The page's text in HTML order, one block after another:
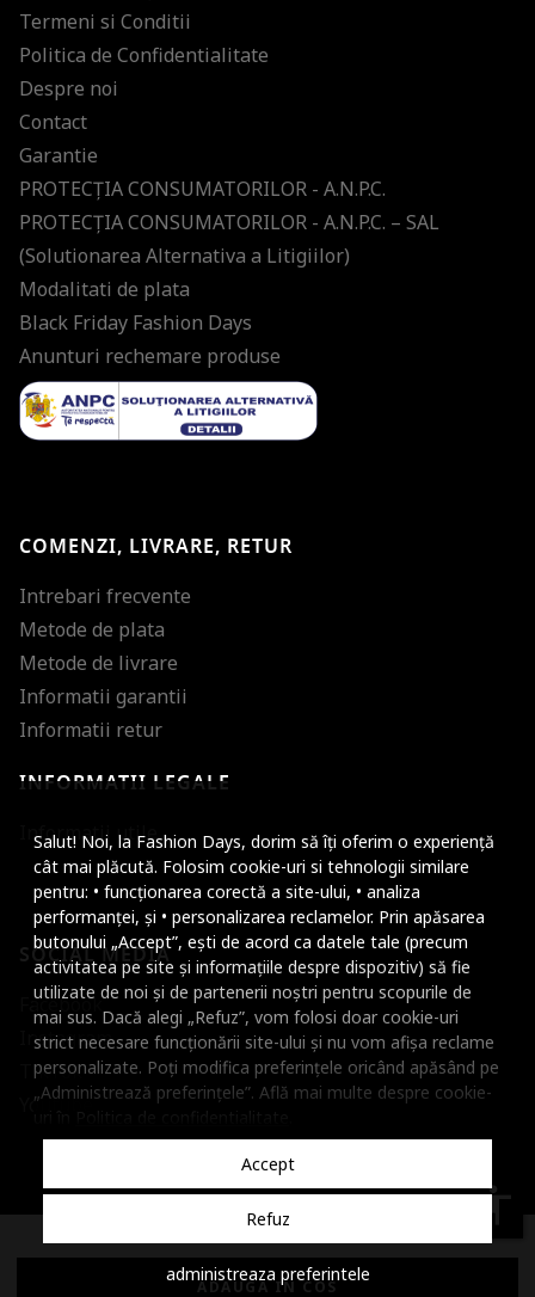
Salut! Noi, la Fashion Days, dorim să îți oferim o experiență
cât mai plăcută. Folosim cookie-uri si tehnologii similare
pentru: • funcționarea corectă a site-ului, • analiza
performanței, și • personalizarea reclamelor. Prin apăsarea
butonului „Accept”, ești de acord ca datele tale (precum
activitatea pe site și informațiile despre dispozitiv) să fie
utilizate de noi și de partenerii noștri pentru scopurile de
mai sus. Dacă alegi „Refuz”, vom folosi doar cookie-uri
strict necesare funcționării site-ului și nu vom afișa reclame
personalizate. Poți modifica preferințele oricând apăsând pe
„Administrează preferințele”. Află mai multe despre cookie-
Accept
Refuz
administreaza preferintele
ADAUGA IN COS
Termeni si Conditii
Politica de Confidentialitate
Despre noi
Contact
Garantie
PROTECŢIA CONSUMATORILOR - A.N.P.C.
PROTECŢIA CONSUMATORILOR - A.N.P.C. – SAL
(Solutionarea Alternativa a Litigiilor)
Modalitati de plata
Black Friday Fashion Days
Anunturi rechemare produse
COMENZI, LIVRARE, RETUR
Intrebari frecvente
Metode de plata
Metode de livrare
Informatii garantii
Informatii retur
INFORMATII LEGALE
Informatii utile
SOCIAL MEDIA
Facebook
Instagram
TikTok
Youtube
© 2001 - 2026 Dante International, CUI: 14399840, Reg. Com.
accessibility
Micsoreaza
Mareste spatierea
Micsoreaza
Mareste inaltimea
Micsoreaza
Inverseaza culorile
Nuante de gri
Cursor mare
Subliniaza link-urile